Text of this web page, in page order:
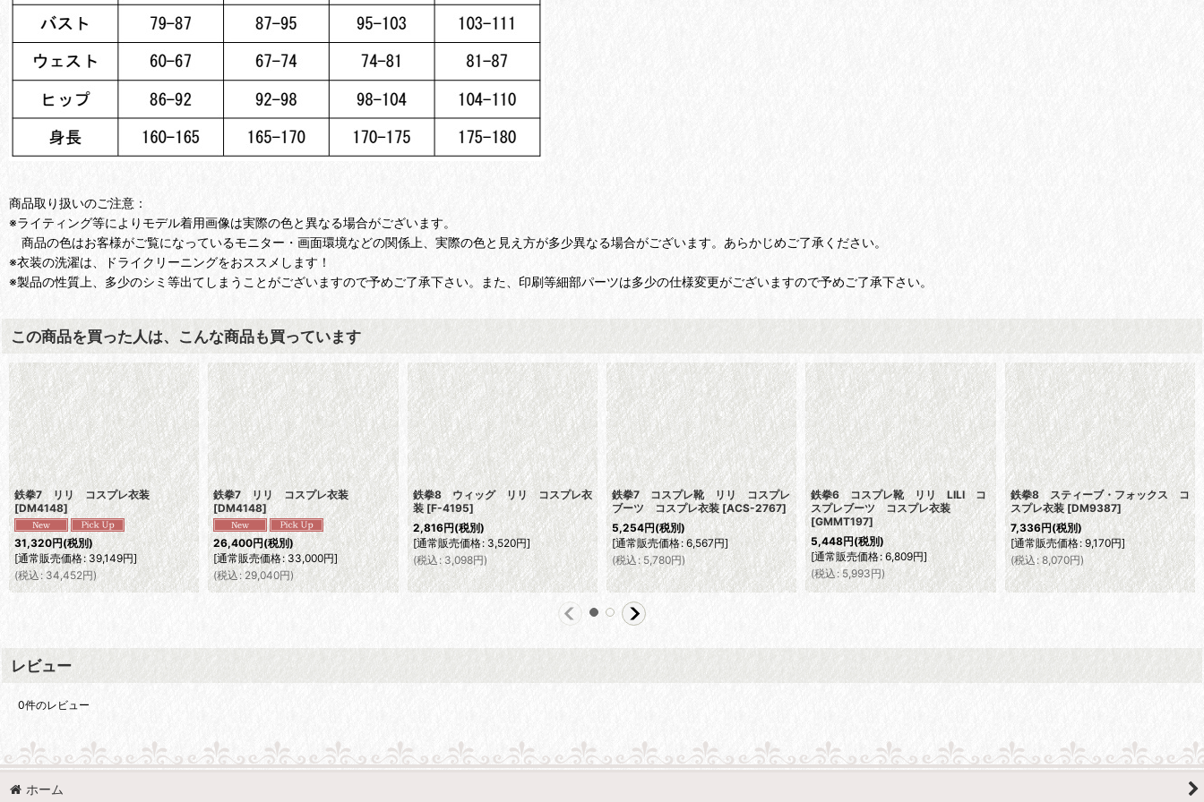
商品取り扱いのご注意：
※ライティング等によりモデル着用画像は実際の色と異なる場合がございます。
商品の色はお客様がご覧になっているモニター・画面環境などの関係上、実際の色と見え方が多少異なる場合がございます。あらかじめご了承ください。
※衣装の洗濯は、ドライクリーニングをおススメします！
※製品の性質上、多少のシミ等出てしまうことがございますので予めご了承下さい。また、印刷等細部パーツは多少の仕様変更がございますので予めご了承下さい。
この商品を買った人は、こんな商品も買っています
鉄拳7 リリ コスプレ衣装
[DM4148]
31,320円(税別)
[通常販売価格: 39,149円]
(税込 : 34,452円)
鉄拳7 リリ コスプレ衣装
[DM4148]
26,400円(税別)
[通常販売価格: 33,000円]
(税込: 29,040円)
鉄拳8 ウィッグ リリ コスプレ衣
装 [F-4195]
2,816円(税別)
[通常販売価格: 3,520円]
(税込 : 3,098円)
鉄拳7 コスプレ靴 リリ コスプレ
ブーツ コスプレ衣装 [ACS-2767]
5,254円(税別)
[通常販売価格: 6,567円]
(税込 : 5,780円)
鉄拳6 コスプレ靴 リリ LILI コ
スプレブーツ コスプレ衣装
[GMMT197]
5,448円(税別)
[通常販売価格: 6,809円]
(税込: 5,993円)
鉄拳8 スティーブ・フォックス コ
スプレ衣装 [DM9387]
7,336円(税別)
[通常販売価格: 9,170円]
(税込 : 8,070円)
レビュー
0件のレビュー
ホーム